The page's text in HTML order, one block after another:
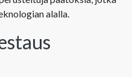
alalla.